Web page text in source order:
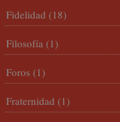
Fidelidad (18)
Filosofía (1)
Foros (1)
Fraternidad (1)